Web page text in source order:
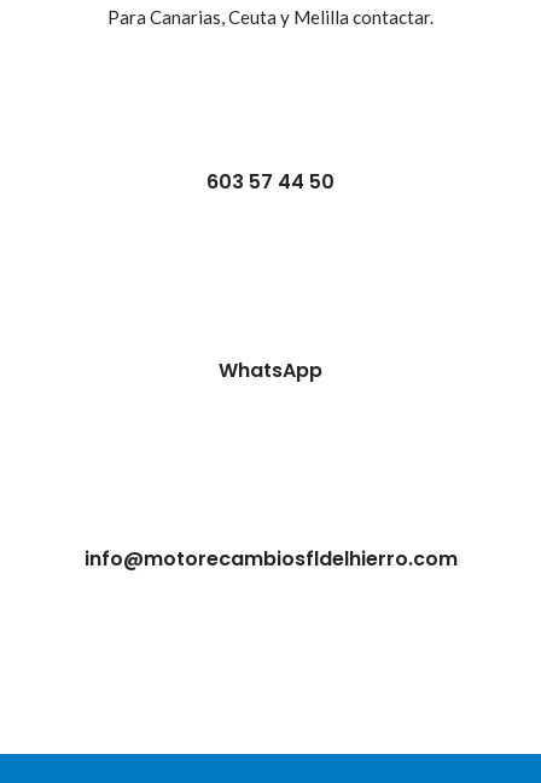
Para Canarias, Ceuta y Melilla contactar.
603 57 44 50
WhatsApp
info@motorecambiosfldelhierro.com